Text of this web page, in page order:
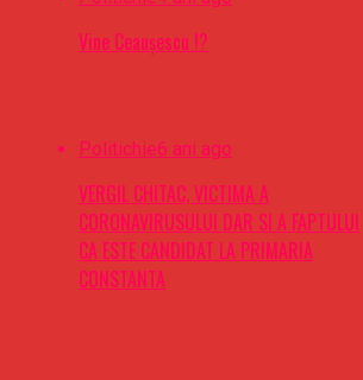
Vine Ceaușescu !?
Politichie6 ani ago
VERGIL CHITAC, VICTIMA A
CORONAVIRUSULUI DAR SI A FAPTULUI
CA ESTE CANDIDAT LA PRIMARIA
CONSTANTA